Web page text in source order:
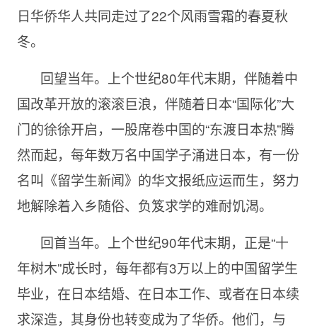
日华侨华人共同走过了22个风雨雪霜的春夏秋
冬。
回望当年。上个世纪80年代末期，伴随着中
国改革开放的滚滚巨浪，伴随着日本“国际化”大
门的徐徐开启，一股席卷中国的“东渡日本热”腾
然而起，每年数万名中国学子涌进日本，有一份
名叫《留学生新闻》的华文报纸应运而生，努力
地解除着入乡随俗、负笈求学的难耐饥渴。
回首当年。上个世纪90年代末期，正是“十
年树木”成长时，每年都有3万以上的中国留学生
毕业，在日本结婚、在日本工作、或者在日本续
求深造，其身份也转变成为了华侨。他们，与